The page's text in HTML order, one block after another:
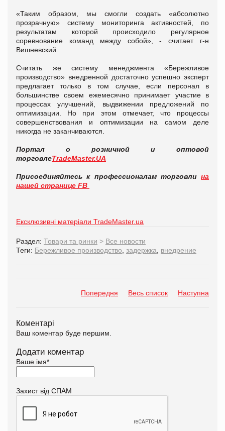
«Таким образом, мы смогли создать «абсолютно
прозрачную» систему мониторинга активностей, по
результатам которой происходило регулярное
соревнование команд между собой», - считает г-н
Вишневский.
Считать же систему менеджмента «Бережливое
производство» внедренной достаточно успешно эксперт
предлагает только в том случае, если персонал в
большинстве своем ежемесячно принимает участие в
процессах улучшений, выдвижении предложений по
оптимизации. Но при этом отмечает, что процессы
совершенствования и оптимизации на самом деле
никогда не заканчиваются.
Портал о розничной и оптовой
торговлеTradeMaster.UA
Присоединяйтесь к профессионалам торговли на
нашей странице FB
Ексклюзивні матеріали TradeMaster.ua
Раздел: Товари та ринки > Все новости
Теги: Бережливое производство задержка внедрение
Попередня Весь список Наступна
Коментарі
Ваш коментар буде першим.
Додати коментар
Ваше імя*
Захист від СПАМ